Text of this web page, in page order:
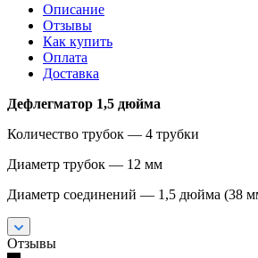
Описание
Отзывы
Как купить
Оплата
Доставка
Дефлегматор 1,5 дюйма
Количество трубок — 4 трубки
Диаметр трубок — 12 мм
Диаметр соединений — 1,5 дюйма (38
Отзывы